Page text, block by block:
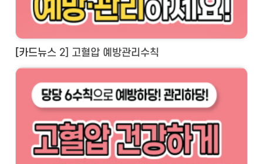
[카드뉴스 2] 고혈압 예방관리수칙